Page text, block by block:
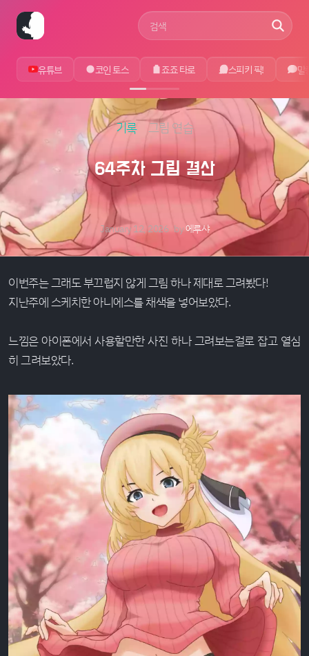
사이트 검색어
유튜브 코인 토스 죠죠 타로 스피키 픽! 말
기록 그림 연습
64주차 그림 결산
January 12, 2026 by에루샤
이번주는 그래도 부끄럽지 않게 그림 하나 제대로 그려봤다!
지난주에 스케치한 아니에스를 채색을 넣어보았다.
느낌은 아이폰에서 사용할만한 사진 하나 그려보는걸로 잡고 열심
히 그려보았다.